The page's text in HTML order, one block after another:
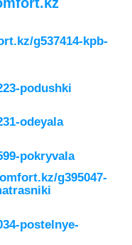
g537414-kpb-
podushki
odeyala
pokryvala
g395047-
postelnye-